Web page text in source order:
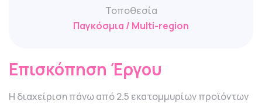
Τοποθεσία
Παγκόσμια / Multi-region
Επισκόπηση Έργου
Η διαχείριση πάνω από 2.5 εκατομμυρίων προϊόντων